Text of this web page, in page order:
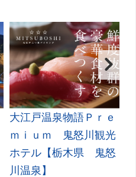
大江戸温泉物語Ｐｒｅ
ｍｉｕｍ 鬼怒川観光
ホテル【栃木県 鬼怒
川温泉】